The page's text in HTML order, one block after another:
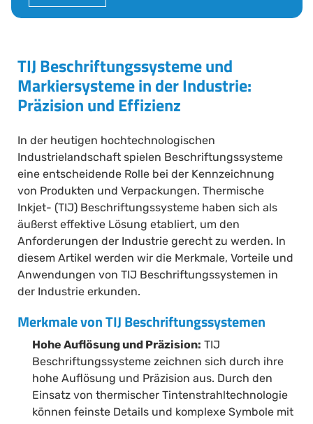
TIJ Beschriftungssysteme und
Markiersysteme in der Industrie:
Präzision und Effizienz
In der heutigen hochtechnologischen
Industrielandschaft spielen Beschriftungssysteme
eine entscheidende Rolle bei der Kennzeichnung
von Produkten und Verpackungen. Thermische
Inkjet- (TIJ) Beschriftungssysteme haben sich als
äußerst effektive Lösung etabliert, um den
Anforderungen der Industrie gerecht zu werden. In
diesem Artikel werden wir die Merkmale, Vorteile und
Anwendungen von TIJ Beschriftungssystemen in
der Industrie erkunden.
Merkmale von TIJ Beschriftungssystemen
Hohe Auflösung und Präzision: TIJ
Beschriftungssysteme zeichnen sich durch ihre
hohe Auflösung und Präzision aus. Durch den
Einsatz von thermischer Tintenstrahltechnologie
können feinste Details und komplexe Symbole mit